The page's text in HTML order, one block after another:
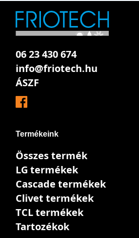
06 23 430 674
info@friotech.hu
ÁSZF
Termékeink
Összes termék
LG termékek
Cascade termékek
Clivet termékek
TCL termékek
Tartozékok